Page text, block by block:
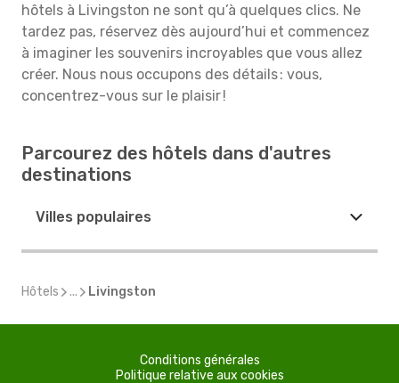
hôtels à Livingston ne sont qu’à quelques clics. Ne
tardez pas, réservez dès aujourd’hui et commencez
à imaginer les souvenirs incroyables que vous allez
créer. Nous nous occupons des détails : vous,
concentrez-vous sur le plaisir !
Parcourez des hôtels dans d'autres
destinations
Villes populaires
Hôtels ... Livingston
Conditions générales
Politique relative aux cookies